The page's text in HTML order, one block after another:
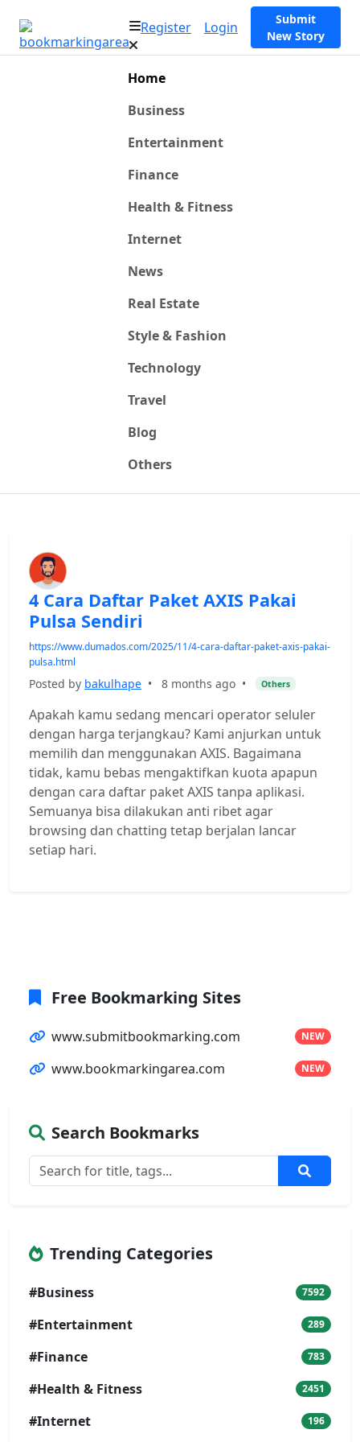
Register Login
Submit
New Story
Home
Business
Entertainment
Finance
Health & Fitness
Internet
News
Real Estate
Style & Fashion
Technology
Travel
Blog
Others
4 Cara Daftar Paket AXIS Pakai
Pulsa Sendiri
https://www.dumados.com/2025/11/4-cara-daftar-paket-axis-pakai-
pulsa.html
Posted by bakulhape • 8 months ago • Others
Apakah kamu sedang mencari operator seluler
dengan harga terjangkau? Kami anjurkan untuk
memilih dan menggunakan AXIS. Bagaimana
tidak, kamu bebas mengaktifkan kuota apapun
dengan cara daftar paket AXIS tanpa aplikasi.
Semuanya bisa dilakukan anti ribet agar
browsing dan chatting tetap berjalan lancar
setiap hari.
Free Bookmarking Sites
www.submitbookmarking.com NEW
www.bookmarkingarea.com NEW
Search Bookmarks
Trending Categories
#Business 7592
#Entertainment 289
#Finance 783
#Health & Fitness 2451
#Internet 196